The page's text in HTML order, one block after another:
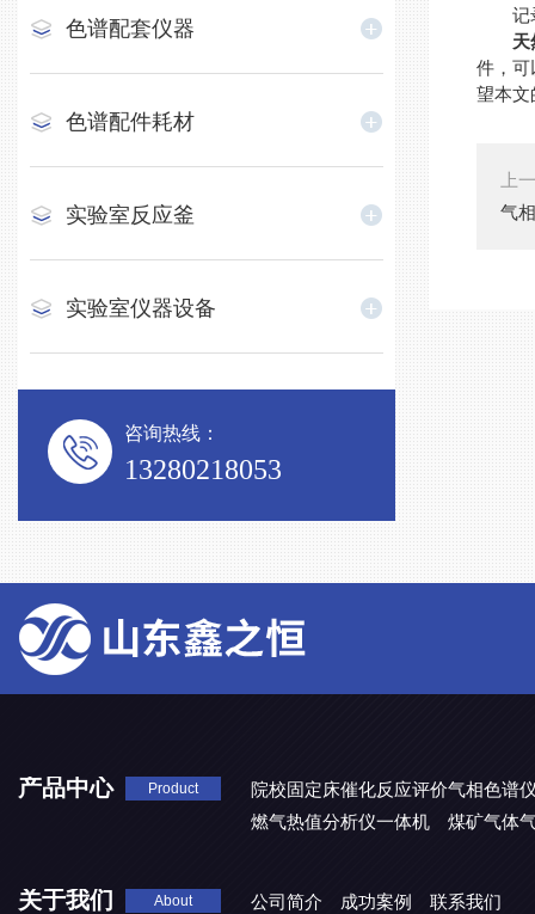
色谱配套仪器
色谱配件耗材
实验室反应釜
实验室仪器设备
咨询热线：
13280218053
记录
天
件，可
望本文
上
气
产品中心 Product
院校固定床催化反应评价气相色谱
燃气热值分析仪一体机
煤矿气体
关于我们 About 公司简介 成功案例 联系我们